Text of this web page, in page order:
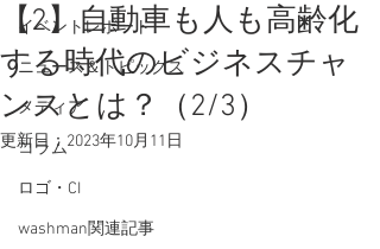
イベントレポート
ニュース＆トピックス
メディア
コラム
ロゴ・CI
washman関連記事
【2】自動車も人も高齢化
する時代のビジネスチャ
ンスとは？（2/3）
更新日： 2023年10月11日